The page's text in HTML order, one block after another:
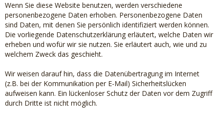
Wenn Sie diese Website benutzen, werden verschiedene
personenbezogene Daten erhoben. Personenbezogene Daten
sind Daten, mit denen Sie persönlich identifiziert werden können.
Die vorliegende Datenschutzerklärung erläutert, welche Daten wir
erheben und wofür wir sie nutzen. Sie erläutert auch, wie und zu
welchem Zweck das geschieht.
Wir weisen darauf hin, dass die Datenübertragung im Internet
(z.B. bei der Kommunikation per E-Mail) Sicherheitslücken
aufweisen kann. Ein lückenloser Schutz der Daten vor dem Zugriff
durch Dritte ist nicht möglich.